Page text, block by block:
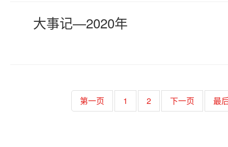
大事记—2020年
第一页 1 2 下一页 最